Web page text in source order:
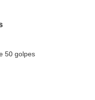
50 golpes